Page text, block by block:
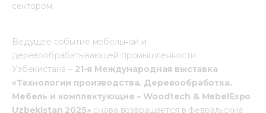
сектором.
Ведущее событие мебельной и
деревообрабатывающей промышленности
Узбекистана – 21-я Международная выставка
«Технологии производства. Деревообработка.
Мебель и комплектующие – Woodtech & MebelExpo
Uzbekistan 2025» снова возвращается в февральские